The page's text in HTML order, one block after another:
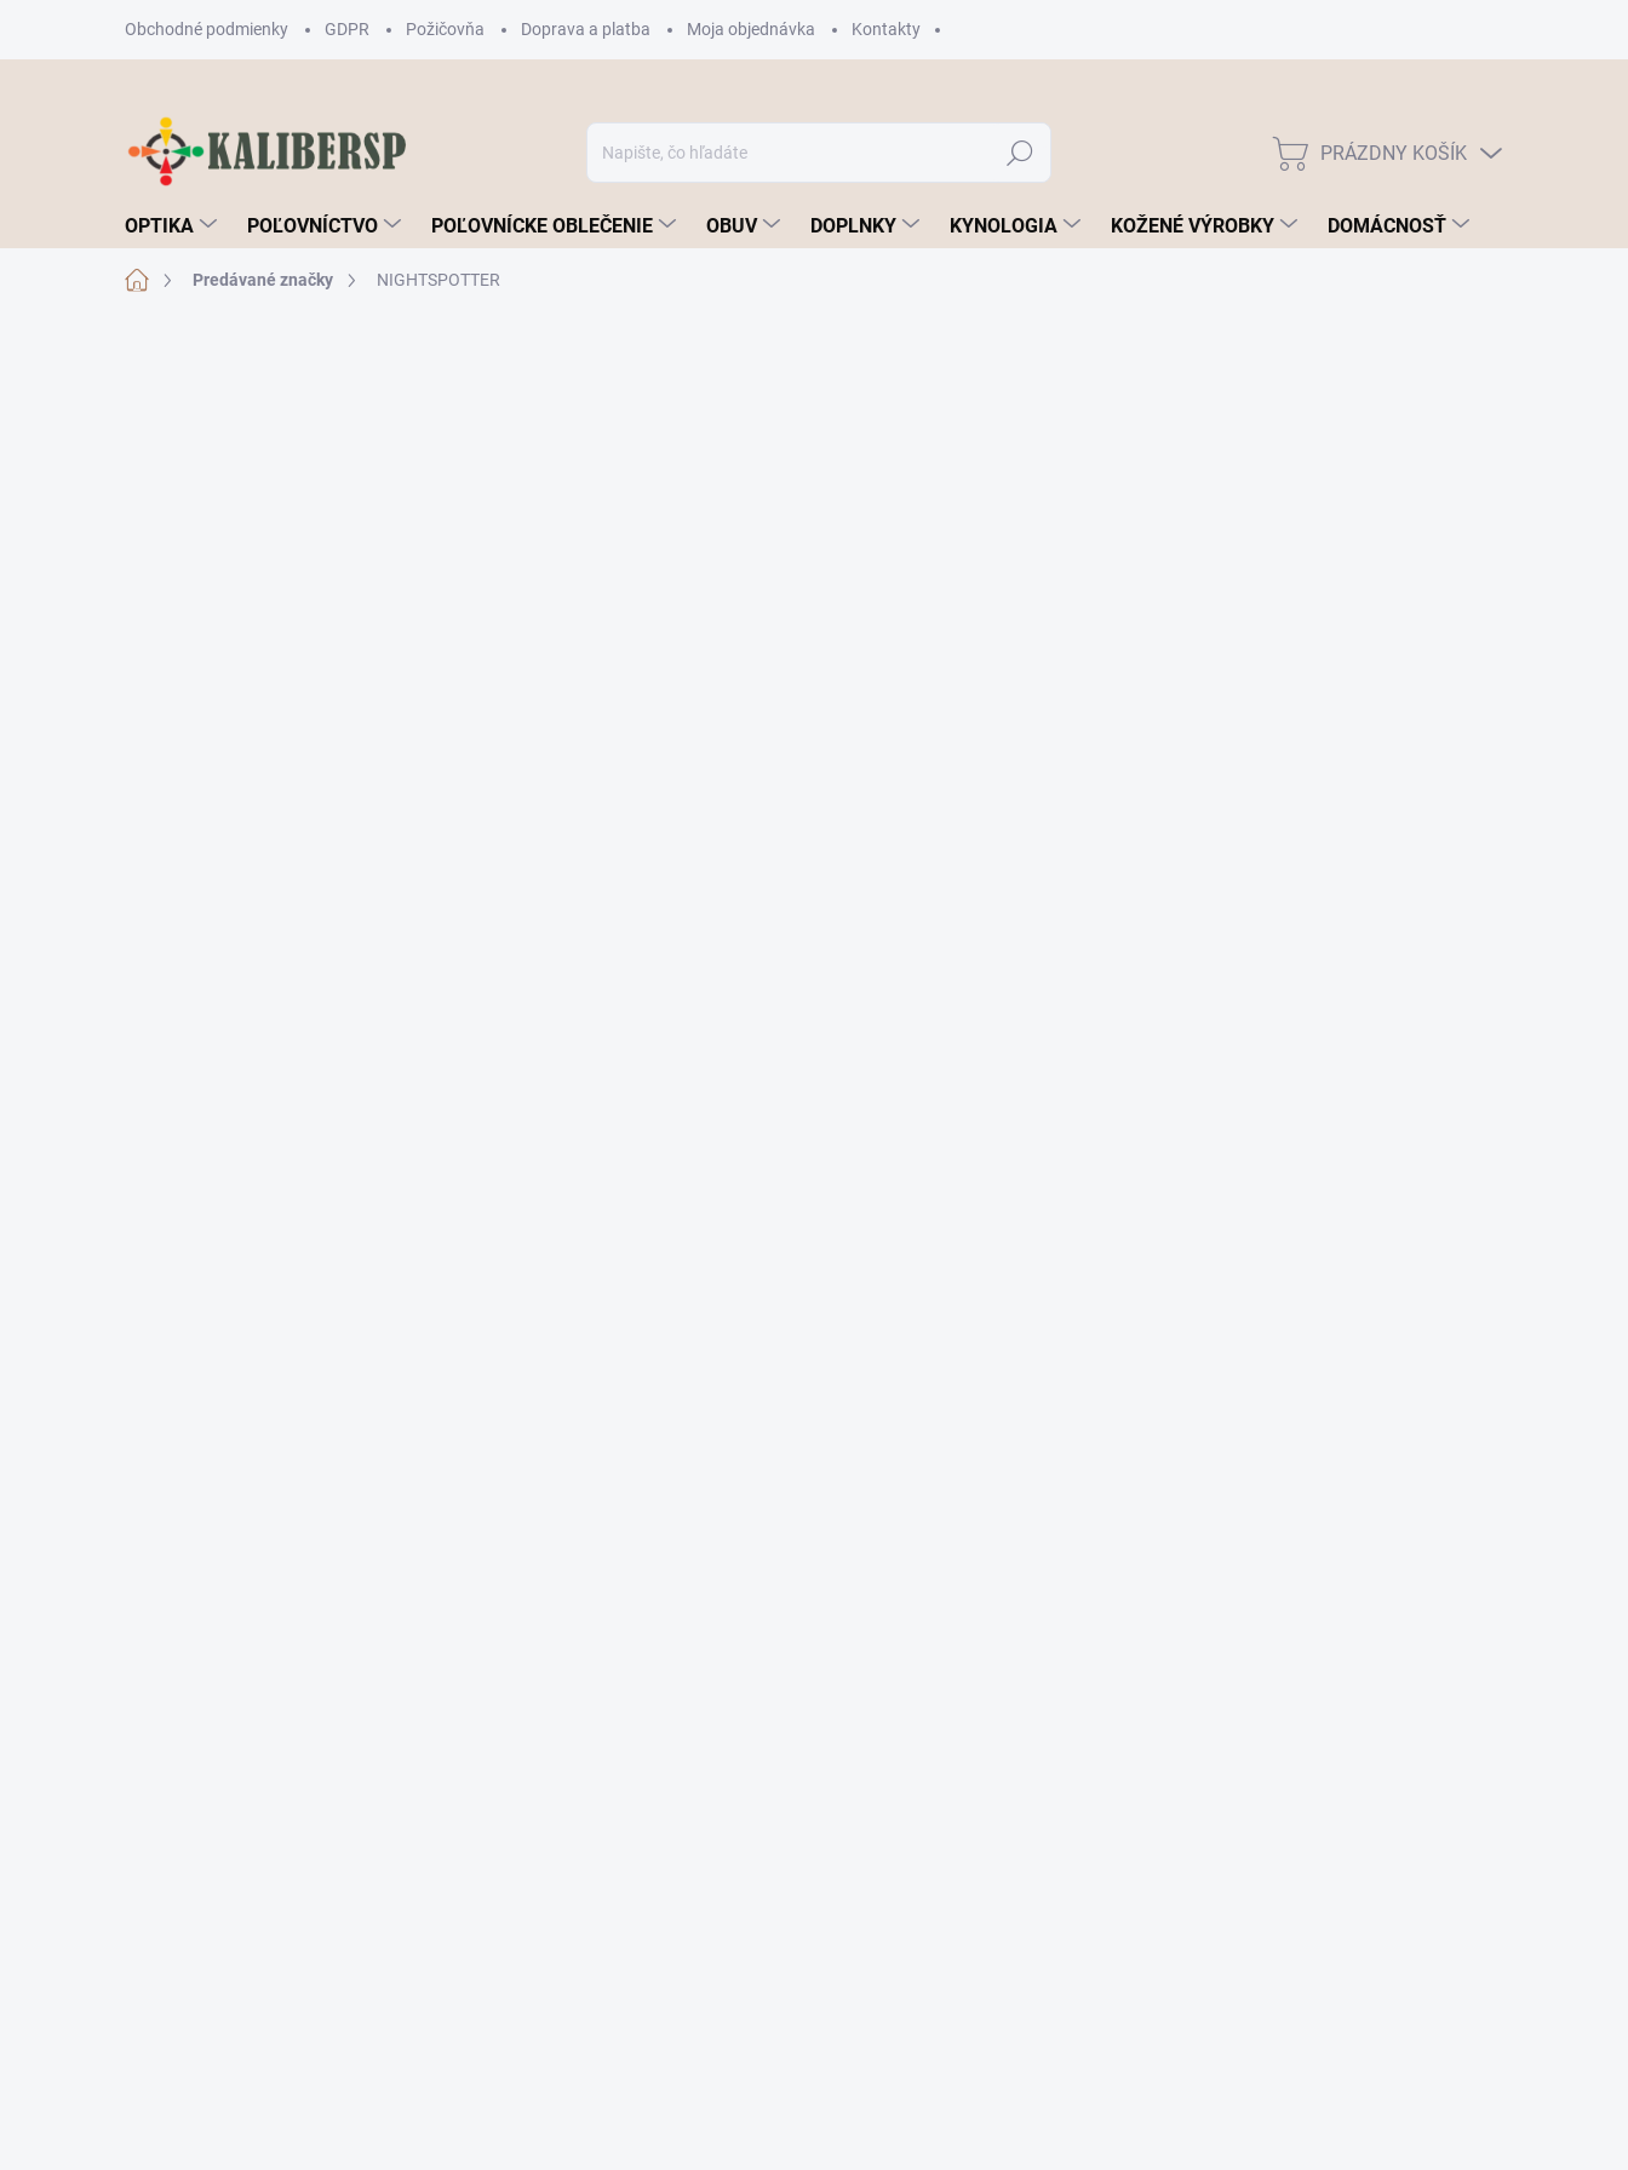
obsah
Obchodné podmienky GDPR Požičovňa Doprava a platba Moja objednávka Kontakty
Hľadať
NÁKUPNÝ
PRÁZDNY KOŠÍK
OPTIKA POĽOVNÍCTVO POĽOVNÍCKE OBLEČENIE OBUV DOPLNKY KYNOLOGIA KOŽENÉ VÝROBKY DOMÁCNOSŤ
DomovPredávané značky NIGHTSPOTTER